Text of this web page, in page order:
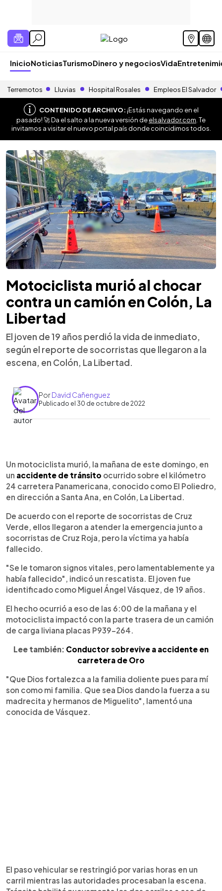
InicioNoticiasTurismoDinero y negociosVida
Terremotos Lluvias Hospital Rosales Empleos El Salvador
CONTENIDO DE ARCHIVO:¡Estás navegando en el
pasado! 🚀 Da el salto a la nueva versión deelsalvador.com . Te
invitamos a visitar el nuevo portal país donde coincidimos todos.
Motociclista murió al chocar
contra un camión en Colón, La
Libertad
El joven de 19 años perdió la vida de inmediato,
según el reporte de socorristas que llegaron a la
escena, en Colón, La Libertad.
PorDavid Cañenguez
Publicado el 30 de octubre de 2022
Escuchar artículo
Un motociclista murió, la mañana de este domingo, en
un accidente de tránsito ocurrido sobre el kilómetro
24 carretera Panamericana, conocido como El Poliedro,
en dirección a Santa Ana, en Colón, La Libertad.
De acuerdo con el reporte de socorristas de Cruz
Verde, ellos llegaron a atender la emergencia junto a
socorristas de Cruz Roja, pero la víctima ya había
fallecido.
"Se le tomaron signos vitales, pero lamentablemente ya
había fallecido", indicó un rescatista. El joven fue
identificado como Miguel Ángel Vásquez, de 19 años.
El hecho ocurrió a eso de las 6:00 de la mañana y el
motociclista impactó con la parte trasera de un camión
de carga liviana placas P939-264.
Lee también: Conductor sobrevive a accidente en
carretera de Oro
"Que Dios fortalezca a la familia doliente pues para mí
son como mi familia. Que sea Dios dando la fuerza a su
madrecita y hermanos de Miguelito", lamentó una
conocida de Vásquez.
El paso vehicular se restringió por varias horas en un
carril mientras las autoridades procesaban la escena.